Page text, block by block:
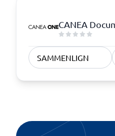
CANEA
SAMMENLIGN